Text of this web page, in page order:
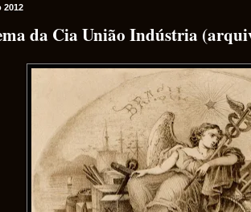
2012
da Cia União Indústria